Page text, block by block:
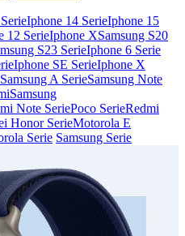
Iphone 14 SerieIphone 15
12 SerieIphone XSamsung S20
S23 SerieIphone 6 Serie
Iphone SE SerieIphone X
Samsung A SerieSamsung Note
Samsung
Note SeriePoco SerieRedmi
Honor SerieMotorola E
Serie Samsung Serie